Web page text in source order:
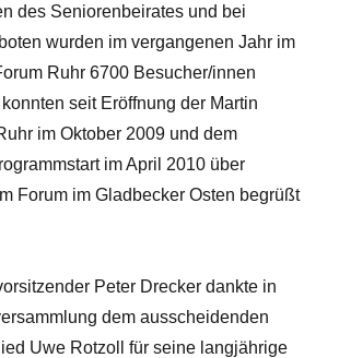
des Seniorenbeirates und bei
wurden im vergangenen Jahr im
Ruhr 6700 Besucher/innen
seit Eröffnung der Martin
im Oktober 2009 und dem
im April 2010 über
Forum im Gladbecker Osten begrüßt
Peter Drecker dankte in
dem ausscheidenden
Uwe Rotzoll für seine langjährige